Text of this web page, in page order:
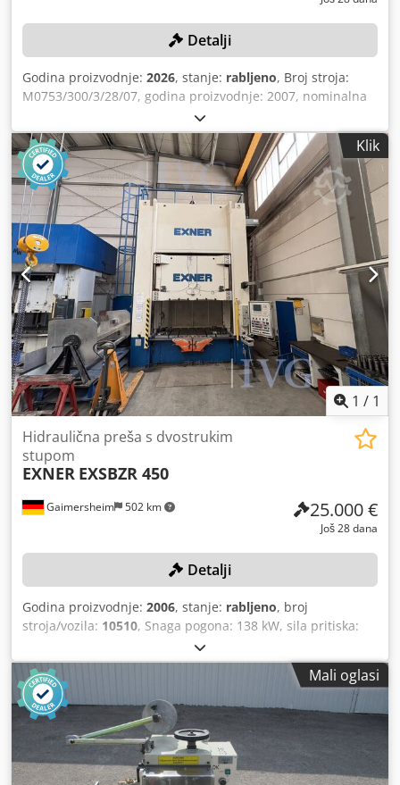
Detalji
Godina proizvodnje: 2026, stanje: rabljeno, Broj stroja:
M0753/300/3/28/07, godina proizvodnje: 2007, nominalna
snaga: 3.000 kN, nominalna izlazna snaga: 43 kW, težina
stroja: cca 43.000 kg, hod: cca 25-100 mm, vrijeme odziva:
cca 0,209 s, duljina hoda: cca 40-315 mm, maksimalna
regulacija potisnice: 150 mm, maksimalni prostor za
ugradnju: 650 mm, predmontirane jedinice: kolut za
namatanje čelične trake Coilabrollhaspel SOPREM S2371-
EM-91-BP55, serijski broj: 221003, godina proizvodnje:
2003, težina: 3.000 kg, SOPREM 1676-E-VV, godina
proizvodnje: 2003, jednosmjerna jedinica za centriranje,
serijski broj: 231003, snaga: 5,5 kW, jedinica za dovod
RAZIOL EBAD 4000KL, hidraulična jedinica, serijski broj:
029, godina proizvodnje: 2017, upravljački sustav
BECKHOFF, montirano na šasiju, očitani sati rada spojke
(studeni 2025.) 34.303 sata, ukupni broj dijelova:
41.131.300. Cjdpfxozqzd Ns Aptorf
Klik
1 / 1
Gaimersheim 502 km
Hidraulična preša s dvostrukim
stupom
EXNER EXSBZR 450
25.000 €
Još 28 dana
Detalji
Godina proizvodnje: 2006, stanje: rabljeno, broj
stroja/vozila: 10510, Snaga pogona: 138 kW, sila pritiska:
4.500 kN, težina stroja: cca 74.000 kg, maks. težina alata:
7.500 kg, dimenzije alata: cca 2.150 x 1.300 mm, hod: cca
61 mm, upravljački sustav SIEMENS SIMATIC C MULTI
PANEL, upravljanje s dvije ruke, prednji fotoosjetnik,
odvojeni sustav upravljačkih ormara RITTAL, sustav
hlađenja, uključujući pribor: 1 radni stol, 1 ormar za
čelične ploče, sadržaj: razni ručni alati. Cjdpfx Aozqzd
Aeptjrf
Mali oglasi